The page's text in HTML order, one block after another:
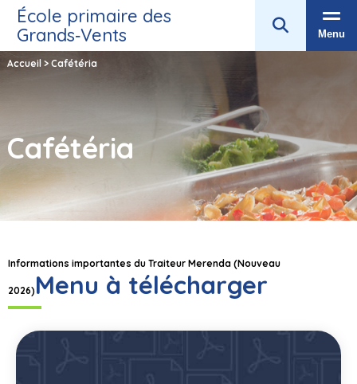
École primaire des
Grands‑Vents
Menu
Accueil> Cafétéria
Cafétéria
Informations importantes du Traiteur Merenda (Nouveau
2026) Menu à télécharger